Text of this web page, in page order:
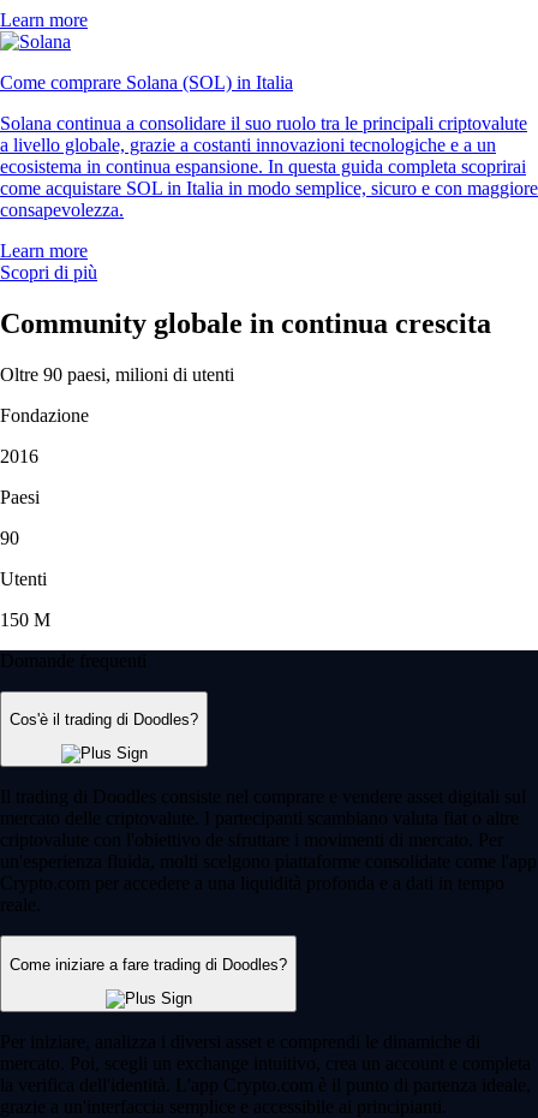
Learn more
Come comprare Solana (SOL) in Italia
Solana continua a consolidare il suo ruolo tra le principali criptovalute
a livello globale, grazie a costanti innovazioni tecnologiche e a un
ecosistema in continua espansione. In questa guida completa scoprirai
come acquistare SOL in Italia in modo semplice, sicuro e con maggiore
consapevolezza.
Learn more
Scopri di più
Community globale in continua crescita
Oltre 90 paesi, milioni di utenti
Fondazione
2016
Paesi
90
Utenti
150 M
Domande frequenti
Cos'è il trading di Doodles?
Il trading di Doodles consiste nel comprare e vendere asset digitali sul
mercato delle criptovalute. I partecipanti scambiano valuta fiat o altre
criptovalute con l'obiettivo de sfruttare i movimenti di mercato. Per
un'esperienza fluida, molti scelgono piattaforme consolidate come l'app
Crypto.com per accedere a una liquidità profonda e a dati in tempo
reale.
Come iniziare a fare trading di Doodles?
Per iniziare, analizza i diversi asset e comprendi le dinamiche di
mercato. Poi, scegli un exchange intuitivo, crea un account e completa
la verifica dell'identità. L'app Crypto.com è il punto di partenza ideale,
grazie a un'interfaccia semplice e accessibile ai principianti.